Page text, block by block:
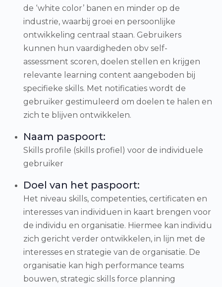
de ‘white color’ banen en minder op de
industrie, waarbij groei en persoonlijke
ontwikkeling centraal staan. Gebruikers
kunnen hun vaardigheden obv self-
assessment scoren, doelen stellen en krijgen
relevante learning content aangeboden bij
specifieke skills. Met notificaties wordt de
gebruiker gestimuleerd om doelen te halen en
zich te blijven ontwikkelen.
Naam paspoort:
Skills profile (skills profiel) voor de individuele
gebruiker
Doel van het paspoort:
Het niveau skills, competenties, certificaten en
interesses van individuen in kaart brengen voor
de individu en organisatie. Hiermee kan individu
zich gericht verder ontwikkelen, in lijn met de
interesses en strategie van de organisatie. De
organisatie kan high performance teams
bouwen, strategic skills force planning